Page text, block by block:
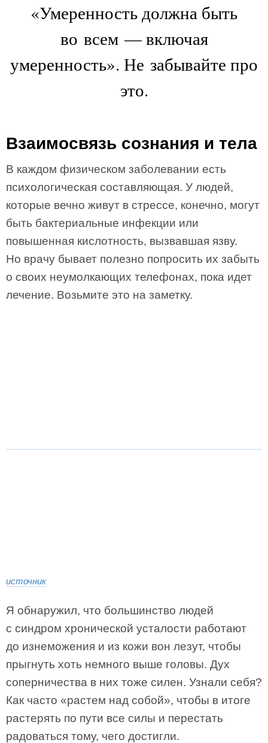
«Умеренность должна быть
во всем — включая
умеренность». Не забывайте про
это.
Взаимосвязь сознания и тела
В каждом физическом заболевании есть
психологическая составляющая. У людей,
которые вечно живут в стрессе, конечно, могут
быть бактериальные инфекции или
повышенная кислотность, вызвавшая язву.
Но врачу бывает полезно попросить их забыть
о своих неумолкающих телефонах, пока идет
лечение. Возьмите это на заметку.
источник
Я обнаружил, что большинство людей
с синдром хронической усталости работают
до изнеможения и из кожи вон лезут, чтобы
прыгнуть хоть немного выше головы. Дух
соперничества в них тоже силен. Узнали себя?
Как часто «растем над собой», чтобы в итоге
растерять по пути все силы и перестать
радоваться тому, чего достигли.